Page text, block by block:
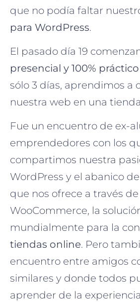
que no podía faltar
para WordPress.
El pasado día 19
presencial y 100% práctico
sólo 3 días, aprendimos a
nuestra web en una
Fue un encuentro de ex-
emprendedores con los
compartimos nuestra
WordPress y el abanico
que nos ofrece a través de
WooCommerce, la
mundialmente para la
tiendas online. Pero
encuentro entre amigos
similares y donde todos
aprender de la